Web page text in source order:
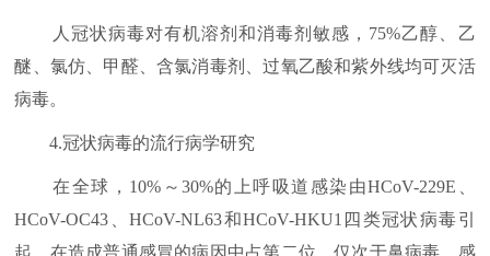
人冠状病毒对有机溶剂和消毒剂敏感，75%乙醇、乙
醚、氯仿、甲醛、含氯消毒剂、过氧乙酸和紫外线均可灭活
病毒。
4.冠状病毒的流行病学研究
在全球，10%～30%的上呼吸道感染由HCoV-229E、
HCoV-OC43、HCoV-NL63和HCoV-HKU1四类冠状病毒引
起，在造成普通感冒的病因中占第二位，仅次于鼻病毒。感